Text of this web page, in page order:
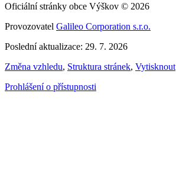
Oficiální stránky obce Výškov © 2026
Provozovatel Galileo Corporation s.r.o.
Poslední aktualizace: 29. 7. 2026
Změna vzhledu, Struktura stránek, Vytisknout
Prohlášení o přístupnosti